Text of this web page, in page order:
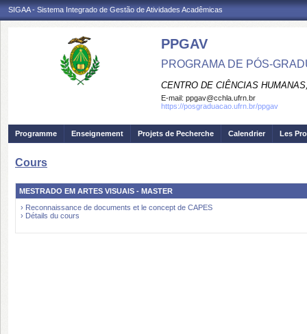
SIGAA - Sistema Integrado de Gestão de Atividades Acadêmicas
PPGAV
PROGRAMA DE PÓS-
CENTRO DE CIÊNCIAS
E-mail: ppgav@cchla.ufrn.br
https://posgraduacao.ufrn.br/ppgav
Programme Enseignement Projets de Pecherche Calendrier Les
Cours
MESTRADO EM ARTES VISUAIS - MASTER
› Reconnaissance de documents et le concept de CAPES
› Détails du cours